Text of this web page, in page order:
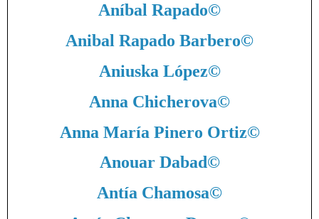
Aníbal Rapado©
Anibal Rapado Barbero©
Aniuska López©
Anna Chicherova©
Anna María Pinero Ortiz©
Anouar Dabad©
Antía Chamosa©